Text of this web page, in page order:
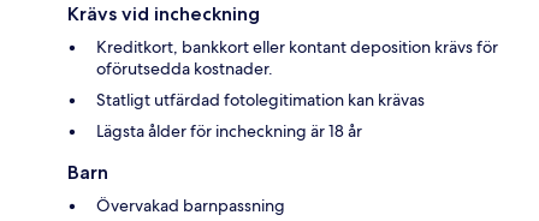
Krävs vid incheckning
Kreditkort, bankkort eller kontant deposition krävs för
oförutsedda kostnader.
Statligt utfärdad fotolegitimation kan krävas
Lägsta ålder för incheckning är 18 år
Barn
Övervakad barnpassning